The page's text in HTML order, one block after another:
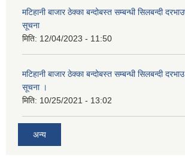
मटिहानी बाजार ठेक्का बन्दोबस्त सम्बन्धी सिलबन्दी
सूचना
मिति: 12/04/2023 - 11:50
मटिहानी बाजार ठेक्का बन्दोबस्त सम्बन्धी सिलबन्दी
सूचना ।
मिति: 10/25/2021 - 13:02
अन्य